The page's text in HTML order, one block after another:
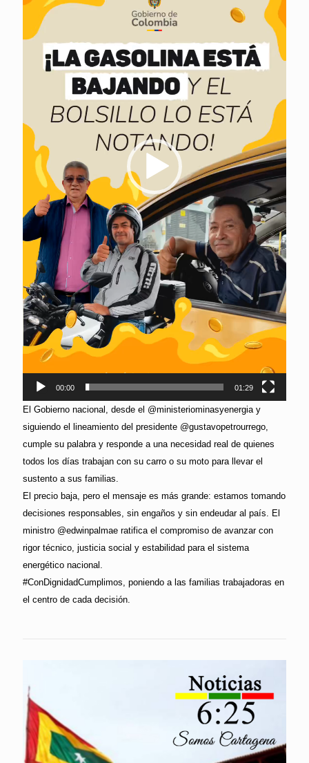
00:00 01:29
El Gobierno nacional, desde el @ministeriominasyenergia y
siguiendo el lineamiento del presidente @gustavopetrourrego,
cumple su palabra y responde a una necesidad real de quienes
todos los días trabajan con su carro o su moto para llevar el
sustento a sus familias.
El precio baja, pero el mensaje es más grande: estamos tomando
decisiones responsables, sin engaños y sin endeudar al país. El
ministro @edwinpalmae ratifica el compromiso de avanzar con
rigor técnico, justicia social y estabilidad para el sistema
energético nacional.
#ConDignidadCumplimos, poniendo a las familias trabajadoras en
el centro de cada decisión.